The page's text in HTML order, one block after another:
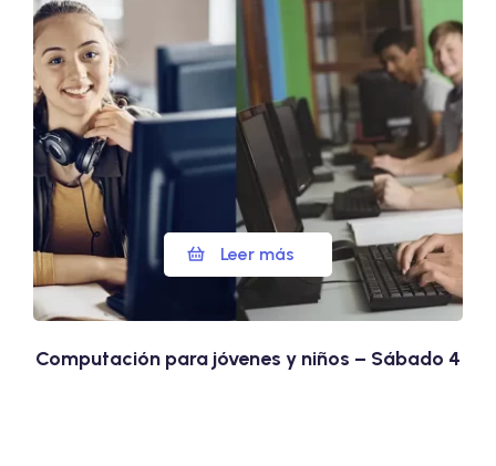
Leer más
Computación para jóvenes y niños – Sábado 4